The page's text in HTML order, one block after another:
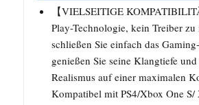
【VIELSEITIGE
Play-Technologie, kein Treiber zu
schließen Sie einfach das
genießen Sie seine Klangtiefe und
Realismus auf einer maximalen
Kompatibel mit PS4/Xbox One